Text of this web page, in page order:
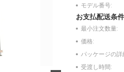
モデル番号:
お支払配送条
最小注文数量:
価格:
パッケージの詳
受渡し時間: